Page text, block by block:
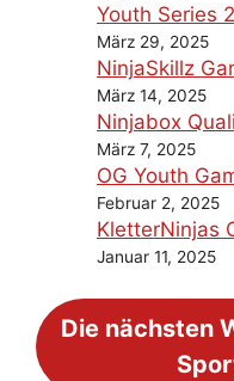
Youth Series
März 29, 2025
NinjaSkillz
März 14, 2025
Ninjabox
März 7, 2025
OG Youth
Februar 2, 2025
KletterNinjas
Januar 11, 2025
Die nächsten